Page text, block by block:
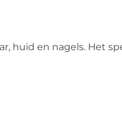
huid en nagels. Het